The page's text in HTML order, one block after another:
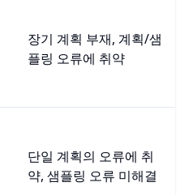
장기 계획 부재, 계획/샘
플링 오류에 취약
단일 계획의 오류에 취
약, 샘플링 오류 미해결